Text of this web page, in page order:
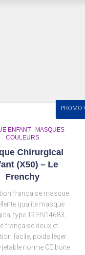
PROMO !
ENFANT, MASQUES
COULEURS
Chirurgical
(X50) – Le
Frenchy
française masque
qualite masque
type IIR EN14683,
française doux et
facile, poids léger
norme CE boite